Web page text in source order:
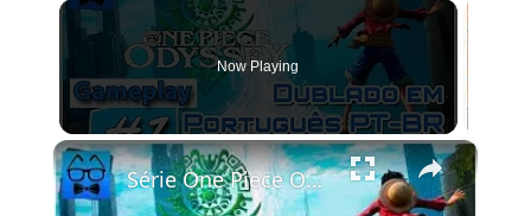
Now Playing
×
Série One Piece Odyssey a Ilha Misteriosa Dublado em Português PT BR Com IA ep 1